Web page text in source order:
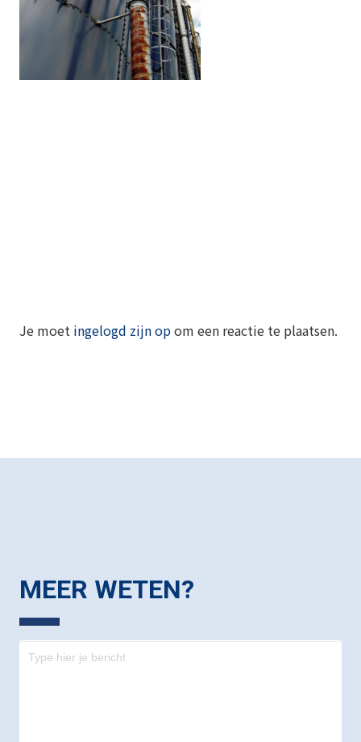
Je moet ingelogd zijn opom een reactie te plaatsen.
MEER WETEN?
Contact